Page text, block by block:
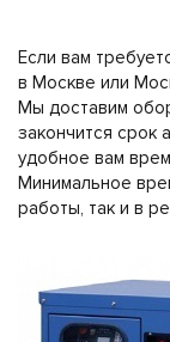
Если вам
в Москве или
Мы доставим
закончится срок
удобное вам
Минимальное
работы, так и в